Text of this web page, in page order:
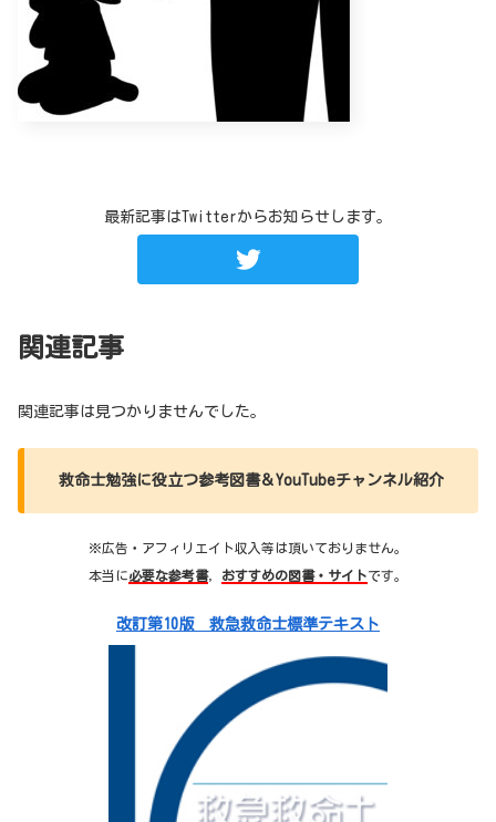
最新記事はTwitterからお知らせします。
関連記事
関連記事は見つかりませんでした。
救命士勉強に役立つ参考図書＆YouTubeチャンネル紹介
※広告・アフィリエイト収入等は頂いておりません。
本当に必要な参考書， おすすめの図書・サイトです。
改訂第10版 救急救命士標準テキスト